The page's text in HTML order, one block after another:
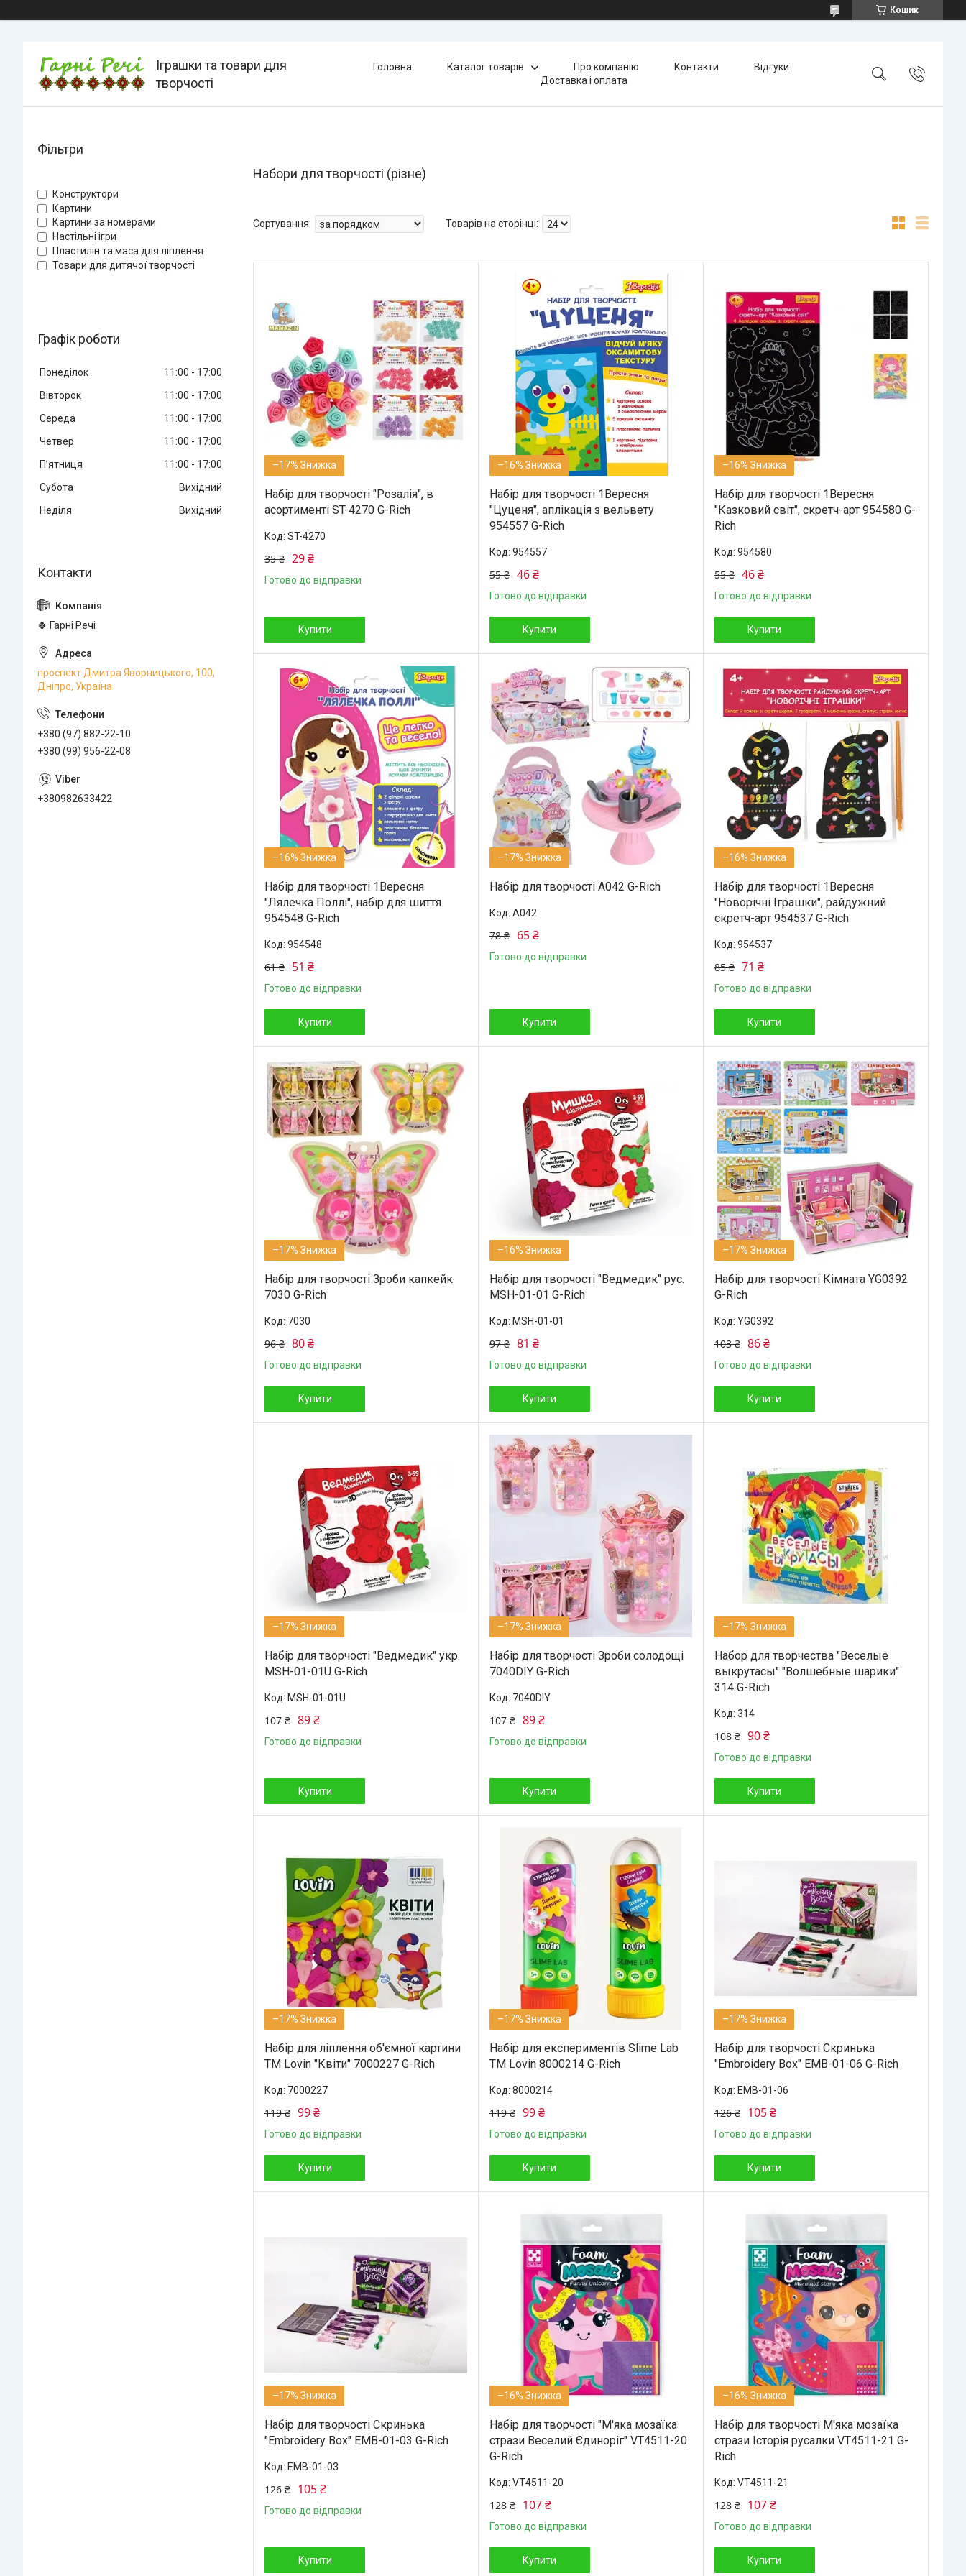
Кошик
Іграшки та товари для
творчості
Головна Каталог товарів Про компанію Контакти
Відгуки
Доставка і оплата
Набори для творчості (різне)
–17%
Набір для творчості "Розалія", в
асортименті ST-4270 G-Rich
ST-4270
35 ₴ 29 ₴
Готово до відправки
Купити
–16%
Набір для творчості 1Вересня
"Цуценя", аплікація з вельвету
954557 G-Rich
954557
55 ₴ 46 ₴
Готово до відправки
Купити
–16%
Набір для творчості 1Вересня
"Казковий світ", скретч-арт 954580 G-
Rich
954580
55 ₴ 46 ₴
Готово до відправки
Купити
–16%
Набір для творчості 1Вересня
"Лялечка Поллі", набір для шиття
954548 G-Rich
954548
61 ₴ 51 ₴
Готово до відправки
Купити
–17%
Набір для творчості A042 G-Rich
A042
78 ₴ 65 ₴
Готово до відправки
Купити
–16%
Набір для творчості 1Вересня
"Новорічні Іграшки", райдужний
скретч-арт 954537 G-Rich
954537
85 ₴ 71 ₴
Готово до відправки
Купити
–17%
Набір для творчості Зроби капкейк
7030 G-Rich
7030
96 ₴ 80 ₴
Готово до відправки
Купити
–16%
Набір для творчості "Ведмедик" рус.
MSH-01-01 G-Rich
MSH-01-01
97 ₴ 81 ₴
Готово до відправки
Купити
–17%
Набір для творчості Кімната YG0392
G-Rich
YG0392
103 ₴ 86 ₴
Готово до відправки
Купити
–17%
Набір для творчості "Ведмедик" укр.
MSH-01-01U G-Rich
MSH-01-01U
107 ₴ 89 ₴
Готово до відправки
Купити
–17%
Набір для творчості Зроби солодощі
7040DIY G-Rich
7040DIY
107 ₴ 89 ₴
Готово до відправки
Купити
–17%
Набор для творчества "Веселые
выкрутасы" "Волшебные шарики"
314 G-Rich
314
108 ₴ 90 ₴
Готово до відправки
Купити
–17%
Набір для ліплення об'ємної картини
ТМ Lovin "Квіти" 7000227 G-Rich
7000227
119 ₴ 99 ₴
Готово до відправки
Купити
–17%
Набір для експериментів Slime Lab
ТМ Lovin 8000214 G-Rich
8000214
119 ₴ 99 ₴
Готово до відправки
Купити
–17%
Набір для творчості Скринька
"Embroidery Box" EMB-01-06 G-Rich
EMB-01-06
126 ₴ 105 ₴
Готово до відправки
Купити
–17%
Набір для творчості Скринька
"Embroidery Box" EMB-01-03 G-Rich
EMB-01-03
126 ₴ 105 ₴
Готово до відправки
Купити
–16%
Набір для творчості "М'яка мозаїка
стрази Веселий Єдиноріг" VT4511-20
G-Rich
VT4511-20
128 ₴ 107 ₴
Готово до відправки
Купити
–16%
Набір для творчості М'яка мозаїка
стрази Історія русалки VT4511-21 G-
Rich
VT4511-21
128 ₴ 107 ₴
Готово до відправки
Купити
Фільтри
Конструктори
Картини
Картини за номерами
Настільні ігри
Пластилін та маса для ліплення
Товари для дитячої творчості
Графік роботи
Понеділок 11:00
17:00
Вівторок
11:00
17:00
Середа
11:00
17:00
Четвер
11:00
17:00
Пʼятниця
11:00
17:00
Субота
Вихідний
Неділя
Вихідний
🍀 Гарні Речі
проспект Дмитра Яворницького, 100,
Дніпро, Україна
+380 (97) 882-22-10
+380 (99) 956-22-08
+380982633422